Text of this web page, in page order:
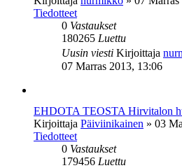
Tiedotteet
0 Vastaukset
180265 Luettu
Uusin viesti Kirjoittaja
07 Marras 2013, 13:06
EHDOTA TEOSTA Hirvitalon
Kirjoittaja Päiviinikainen » 03
Tiedotteet
0 Vastaukset
179456 Luettu